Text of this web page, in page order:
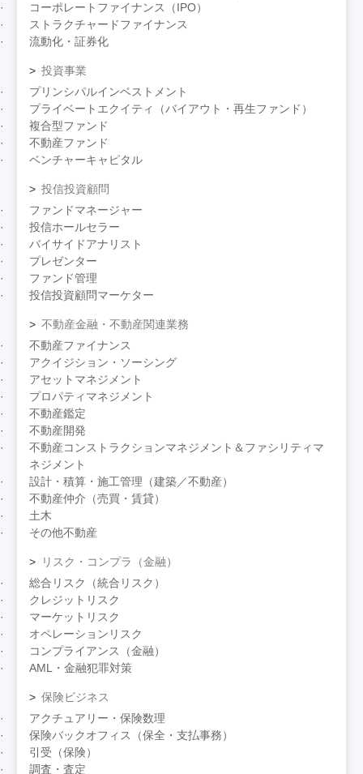
コーポレートファイナンス（IPO）
ストラクチャードファイナンス
流動化・証券化
投資事業
プリンシパルインベストメント
プライベートエクイティ（バイアウト・再生ファンド）
複合型ファンド
不動産ファンド
ベンチャーキャピタル
投信投資顧問
ファンドマネージャー
投信ホールセラー
バイサイドアナリスト
プレゼンター
ファンド管理
投信投資顧問マーケター
不動産金融・不動産関連業務
不動産ファイナンス
アクイジション・ソーシング
アセットマネジメント
プロパティマネジメント
不動産鑑定
不動産開発
不動産コンストラクションマネジメント＆ファシリティマ
ネジメント
設計・積算・施工管理（建築／不動産）
不動産仲介（売買・賃貸）
土木
その他不動産
リスク・コンプラ（金融）
総合リスク（統合リスク）
クレジットリスク
マーケットリスク
オペレーションリスク
コンプライアンス（金融）
AML・金融犯罪対策
保険ビジネス
アクチュアリー・保険数理
保険バックオフィス（保全・支払事務）
引受（保険）
調査・査定